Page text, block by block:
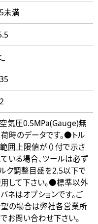
未満
気圧0.5MPa(Gauge)無
時のデータです。●トル
囲上限値が（）付で示さ
いる場合、ツールは必ず
ルク調整目盛を2.5以下で
して下さい。●標準以外
ネはオプションです。ご
の場合は弊社各営業所
お問い合わせ下さい。